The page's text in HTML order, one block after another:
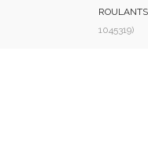
ROULANTS
1045319)